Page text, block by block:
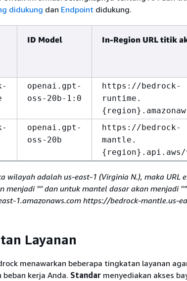
didukung dan Endpoint didukung.
ID Model In-Region URL titik
openai.gpt-
oss-20b-1:0
https://bedrock-
runtime.
{
openai.gpt-
oss-20b
https://bedrock-
mantle.
{ region}.api.aws/
wilayah adalah us-east-1 (Virginia N.), maka URL
menjadi "" dan untuk mantel dasar akan menjadi
1.amazonaws.com https://bedrock-mantle.us-
Layanan
menawarkan beberapa tingkatan layanan
kerja Anda. Standar menyediakan akses